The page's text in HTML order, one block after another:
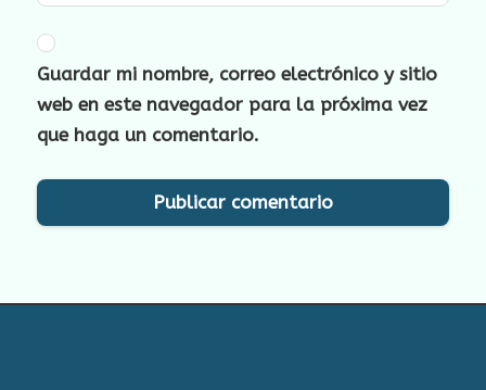
Guardar mi nombre, correo electrónico y sitio
web en este navegador para la próxima vez
que haga un comentario.